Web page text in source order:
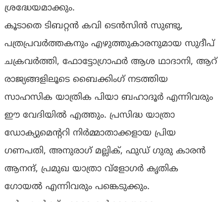
ശ്രദ്ധേയമാക്കും.
കൂടാതെ ടിബറ്റൻ കവി ടെൻസിൻ സുണ്ടു,
പത്രപ്രവർത്തകനും എഴുത്തുകാരനുമായ സുദീപ്
ചക്രവർത്തി, ഫോട്ടോഗ്രാഫർ ആശ ഥാദാനി, ആറ്
രാജ്യങ്ങളിലൂടെ ബൈക്കിംഗ് നടത്തിയ
സാഹസിക യാത്രിക പിയാ ബഹാദൂർ എന്നിവരും
ഈ വേദിയിൽ എത്തും. പ്രസിദ്ധ യാത്രാ
ഡോക്യുമെന്ററി നിർമ്മാതാക്കളായ പ്രിയ
ഗണപതി, അനുരാഗ് മല്ലിക്, ഫുഡ് ഗുരു കാരൻ
ആനന്ദ്, പ്രമുഖ യാത്രാ വ്ളോഗർ കൃതിക
ഗോയൽ എന്നിവരും പങ്കെടുക്കും.